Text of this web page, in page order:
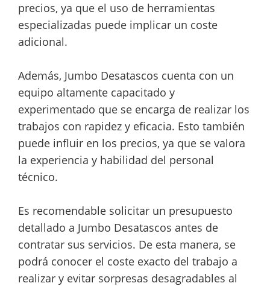
precios, ya que el uso de herramientas
especializadas puede implicar un coste
adicional.
Además, Jumbo Desatascos cuenta con un
equipo altamente capacitado y
experimentado que se encarga de realizar los
trabajos con rapidez y eficacia. Esto también
puede influir en los precios, ya que se valora
la experiencia y habilidad del personal
técnico.
Es recomendable solicitar un presupuesto
detallado a Jumbo Desatascos antes de
contratar sus servicios. De esta manera, se
podrá conocer el coste exacto del trabajo a
realizar y evitar sorpresas desagradables al